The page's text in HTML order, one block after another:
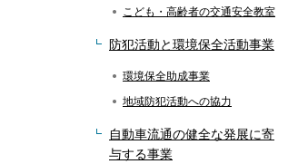
こども・高齢者の交通安全教室
防犯活動と環境保全活動事業
環境保全助成事業
地域防犯活動への協力
自動車流通の健全な発展に寄
与する事業